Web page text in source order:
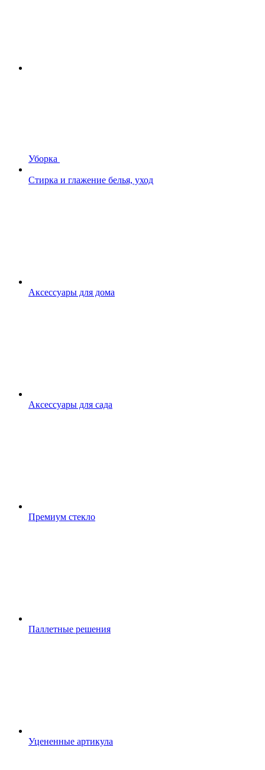
Уборка
Стирка и глажение белья, уход
Аксессуары для дома
Аксессуары для сада
Премиум стекло
Паллетные решения
Уцененные артикула